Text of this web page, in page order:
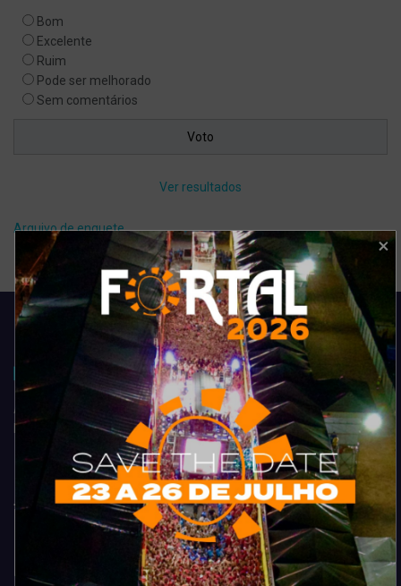
Bom
Excelente
Ruim
Pode ser melhorado
Sem comentários
Ver resultados
Arquivo de enquete
Acompanhe todas as novidades do entretenimento na região de
Fortaleza. Dicas, promoções, coberturas exclusivas e muito mais.